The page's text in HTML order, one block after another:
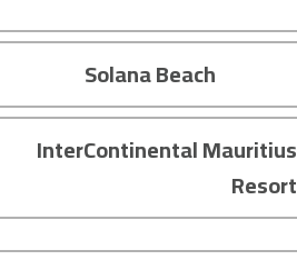
Solana Beach
InterContinental Mauritius
Resort